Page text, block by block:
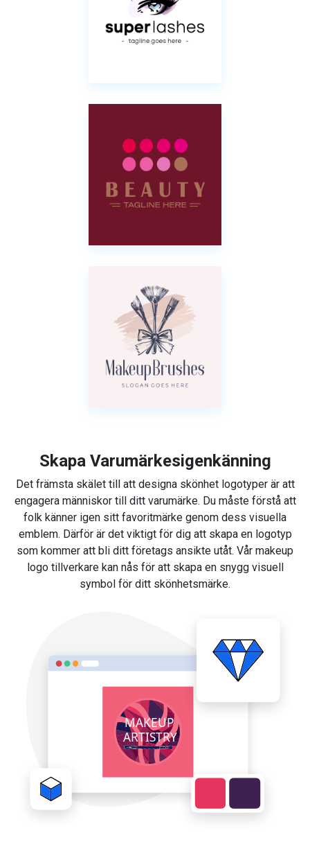
Skapa Varumärkesigenkänning
Det främsta skälet till att designa skönhet logotyper är att
engagera människor till ditt varumärke. Du måste förstå att
folk känner igen sitt favoritmärke genom dess visuella
emblem. Därför är det viktigt för dig att skapa en logotyp
som kommer att bli ditt företags ansikte utåt. Vår makeup
logo tillverkare kan nås för att skapa en snygg visuell
symbol för ditt skönhetsmärke.